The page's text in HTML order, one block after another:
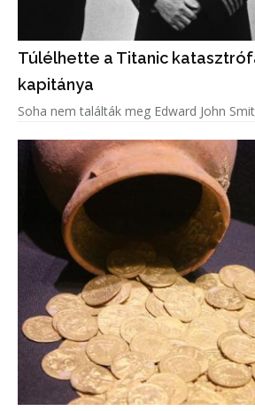
Túlélhette a Titanic
kapitánya
Soha nem találták meg Edward John